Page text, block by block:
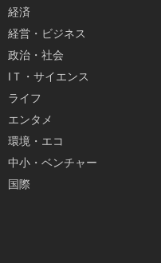
経済
経営・ビジネス
政治・社会
IＴ・サイエンス
ライフ
エンタメ
環境・エコ
中小・ベンチャー
国際